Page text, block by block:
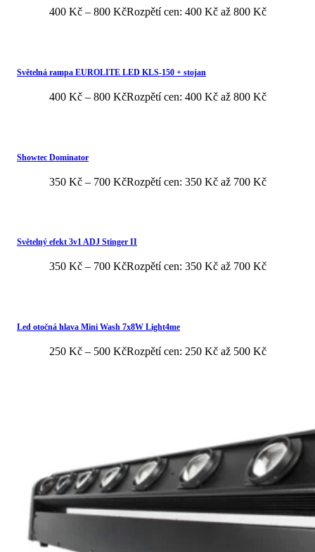
400 Kč – 800 KčRozpětí cen: 400 Kč až 800 Kč
Světelná rampa EUROLITE LED KLS-150 + stojan
400 Kč – 800 KčRozpětí cen: 400 Kč až 800 Kč
Showtec Dominator
350 Kč – 700 KčRozpětí cen: 350 Kč až 700 Kč
Světelný efekt 3v1 ADJ Stinger II
350 Kč – 700 KčRozpětí cen: 350 Kč až 700 Kč
Led otočná hlava Mini Wash 7x8W Light4me
250 Kč – 500 KčRozpětí cen: 250 Kč až 500 Kč